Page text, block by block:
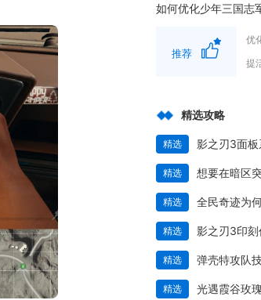
如何优化少年三国志
推荐
优
提
精选攻略
精选 影之刃3面
精选 想要在暗区
精选 全民奇迹为
精选 影之刃3印
精选 弹壳特攻队
精选 光遇霞谷玫